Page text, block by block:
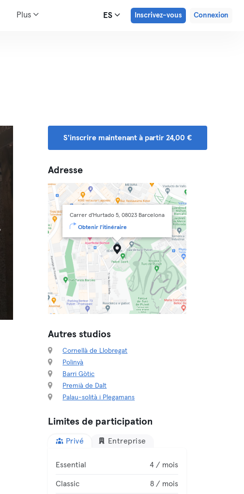
Plus ES Inscrivez-vous Connexion
S'inscrire maintenant à partir 24,00 €
Adresse
Carrer d'Hurtado 5, 08023 Barcelona
Obtenir l'itinéraire
Autres studios
Cornellà de Llobregat
Polinyà
Barri Gòtic
Premià de Dalt
Palau-solità i Plegamans
Limites de participation
Privé Entreprise
Essential 4 / mois
Classic 8 / mois